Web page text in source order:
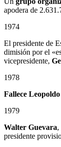
apodera de
1974
El presidente de
dimisión por el
vicepresidente,
1978
Fallece
1979
Walter Guevara,
presidente